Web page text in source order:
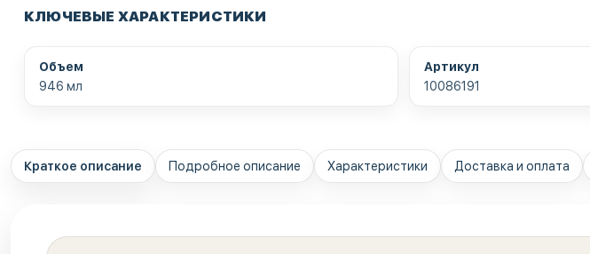
КЛЮЧЕВЫЕ ХАРАКТЕРИСТИКИ
Объем
946 мл
Артикул
10086191
Краткое описание Подробное описание Характеристики Доставка и оплата